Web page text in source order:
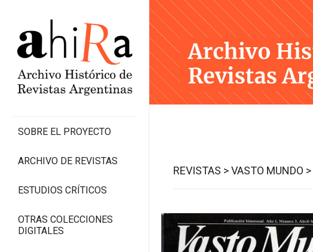
SOBRE EL PROYECTO
ARCHIVO DE REVISTAS
ESTUDIOS CRÍTICOS
OTRAS COLECCIONES
DIGITALES
REVISTAS >VASTO MUNDO >